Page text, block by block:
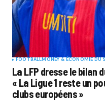
FOOTBALLMONEY & ÉCONOMIE DU
La LFP dresse le bilan
« La Ligue 1 reste un
clubs européens »